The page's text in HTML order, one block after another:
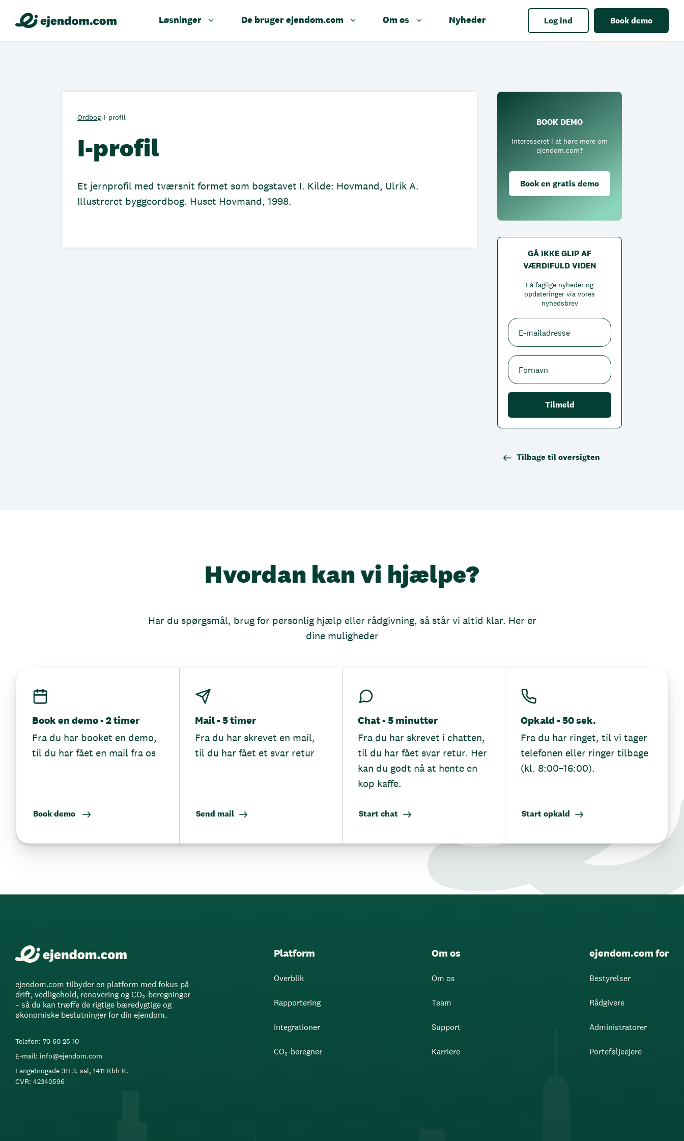
Løsninger De bruger ejendom.com Om os Nyheder Log ind Book demo
Ordbog/I-profil
I-profil
Et jernprofil med tværsnit formet som bogstavet I. Kilde: Hovmand, Ulrik A.
Illustreret byggeordbog. Huset Hovmand, 1998.
BOOK DEMO
Interesseret i at høre mere om
ejendom.com?
Book en gratis demo
GÅ IKKE GLIP AF
VÆRDIFULD VIDEN
Få faglige nyheder og
opdateringer via vores
nyhedsbrev
Tilbage til oversigten
Hvordan kan vi hjælpe?
Har du spørgsmål, brug for personlig hjælp eller rådgivning, så står vi altid klar. Her er
dine muligheder
Book en demo - 2 timer
Fra du har booket en demo,
til du har fået en mail fra os
Book demo
Mail - 5 timer
Fra du har skrevet en mail,
til du har fået et svar retur
Send mail
Chat - 5 minutter
Fra du har skrevet i chatten,
til du har fået svar retur. Her
kan du godt nå at hente en
kop kaffe.
Start chat
Opkald - 50 sek.
Fra du har ringet, til vi tager
telefonen eller ringer tilbage
(kl. 8:00–16:00).
Start opkald
ejendom.com tilbyder en platform med fokus på
drift, vedligehold, renovering og CO₂-beregninger
– så du kan træffe de rigtige bæredygtige og
økonomiske beslutninger for din ejendom.
Telefon: 70 60 25 10
E-mail: info@ejendom.com
Langebrogade 3H 3. sal, 1411 Kbh K.
CVR: 42340596
Platform
Overblik
Rapportering
Integrationer
CO₂-beregner
Om os
Om os
Team
Support
Karriere
ejendom.com for
Bestyrelser
Rådgivere
Administratorer
Porteføljeejere